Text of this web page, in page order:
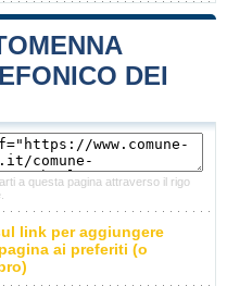
DEI
a questa pagina attraverso il rigo
link per aggiungere
ai preferiti (o